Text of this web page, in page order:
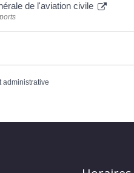
de l'aviation civile
administrative